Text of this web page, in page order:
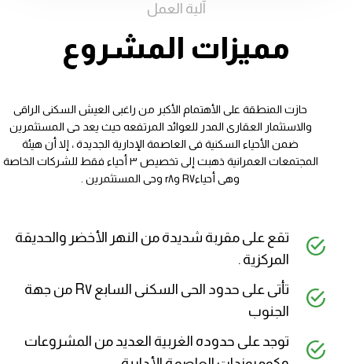
آلية العمل
مميزات المشروع
حازت المنطقة على الأهتمام الأكبر من راغبى العيش السكنى الراقى
والاستثمار العقارى المدر للعوائد المرتفعه حيث يعد حى المستثمرين
ضمن الأحياء السكنية فى العاصمة الإدارية الجديدة ، إلا أن هيئة
المجتمعات العمرانية ذهبت إلى تخصيص ٣ أحياء فقط للشركات الخاصة
وهى أحياءR٧ وr٨ وحى المستثمرين .
تقع على مقربة شديدة من النهر الأخضر والحديقة
المركزية .
تأتى على حدود الحى السكنى السابع R٧ من جهة
الجنوب
توجد على حدوده الغربية العديد من المشروعات